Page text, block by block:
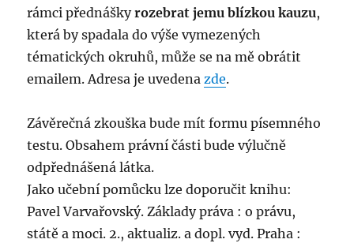
rámci přednáškyrozebrat jemu blízkou kauzu,
která by spadala do výše vymezených
tématických okruhů, může se na mě obrátit
emailem. Adresa je uvedenazde.
Závěrečná zkouška bude mít formu písemného
testu. Obsahem právní části bude výlučně
odpřednášená látka.
Jako učební pomůcku lze doporučit knihu:
Pavel Varvařovský. Základy práva : o právu,
státě a moci. 2., aktualiz. a dopl. vyd. Praha :